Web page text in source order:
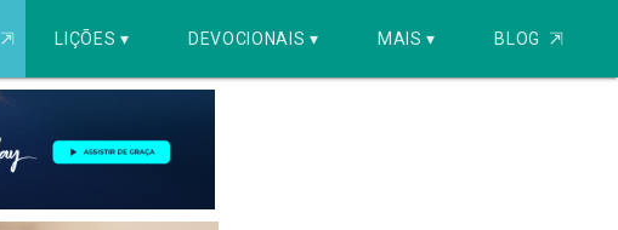
⇱ LIÇÕES ▾ DEVOCIONAIS ▾ MAIS ▾ BLOG ⇱